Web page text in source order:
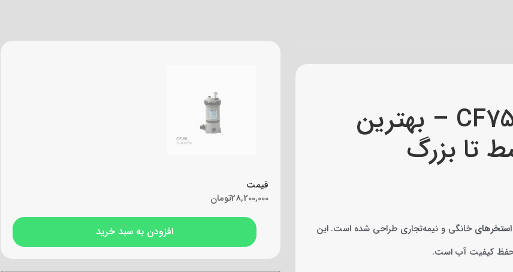
فیلتر کارتریجی ایمکس مدل CF75 – بهترین
تا بزرگ
استخرهای خانگی و نیمه‌تجاری طراحی شده است. این
حفظ کیفیت آب است.
قیمت
تومان28,200,000
افزودن به سبد خرید